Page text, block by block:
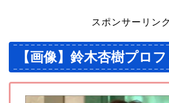
スポンサーリンク
【画像】鈴木杏樹プロ